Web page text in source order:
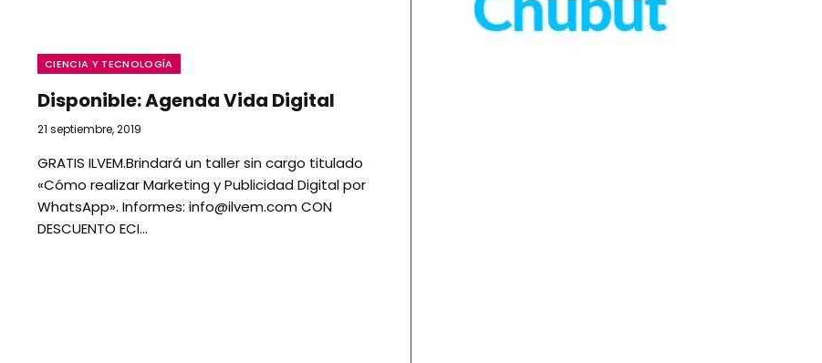
CIENCIA Y TECNOLOGÍA
Disponible: Agenda Vida Digital
21 septiembre, 2019
GRATIS ILVEM.Brindará un taller sin cargo titulado
«Cómo realizar Marketing y Publicidad Digital por
WhatsApp». Informes: info@ilvem.com CON
DESCUENTO ECI…